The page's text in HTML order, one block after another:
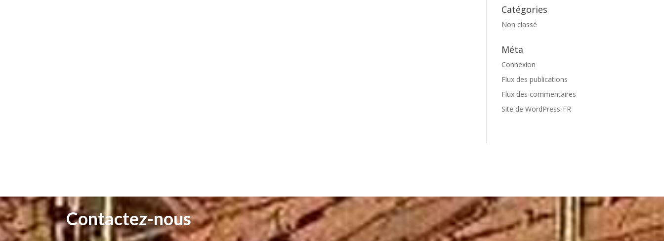
Catégories
Non classé
Méta
Connexion
Flux des publications
Flux des commentaires
Site de WordPress-FR
Contactez-nous